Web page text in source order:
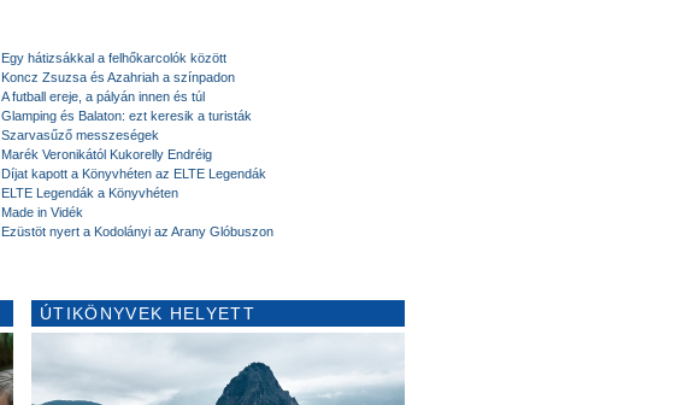
Egy hátizsákkal a felhőkarcolók között
Koncz Zsuzsa és Azahriah a színpadon
A futball ereje, a pályán innen és túl
Glamping és Balaton: ezt keresik a turisták
Szarvasűző messzeségek
Marék Veronikától Kukorelly Endréig
Díjat kapott a Könyvhéten az ELTE Legendák
ELTE Legendák a Könyvhéten
Made in Vidék
Ezüstöt nyert a Kodolányi az Arany Glóbuszon
ÚTIKÖNYVEK HELYETT